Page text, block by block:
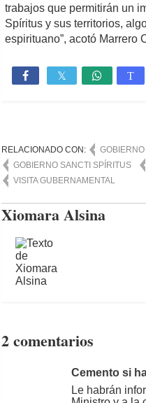
trabajos que permitirán un
Spíritus y sus territorios,
espirituano”, acotó Marrero
 T
RELACIONADO CON:
GOBIERNO SANCTI SPÍRITUS
VISITA GUBERNAMENTAL
Xiomara Alsina
2 comentarios
Cemento si
Le habrán